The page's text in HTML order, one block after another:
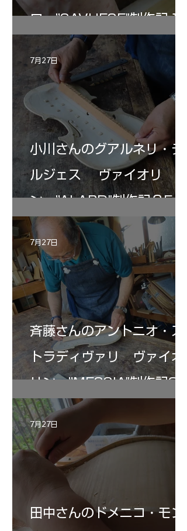
ロ ”SAVUESE"制作記１2
小川さんのグアルネリ・デ
ルジェス ヴァイオリ
ン ”ALARD"制作記３5
7月27日
斉藤さんのアントニオ・ス
トラディヴァリ ヴァイオ
リン ”MESSIA"制作記33
7月27日
田中さんのドメニコ・モン
7月27日